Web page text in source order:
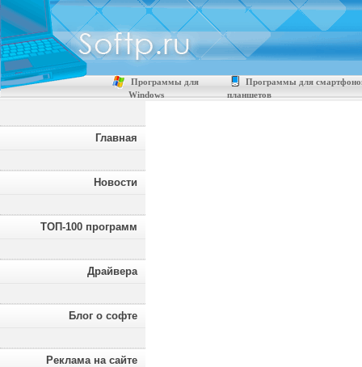
Программы для
Windows
Программы для
планшетов
Главная
Новости
ТОП-100 программ
Драйвера
Блог о софте
Реклама на сайте